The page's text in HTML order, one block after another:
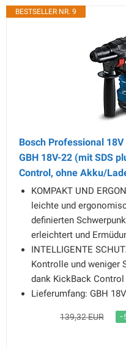
BESTSELLER NR. 9
Bosch Professional
GBH 18V-22 (mit SDS
Control, ohne Akku/
KOMPAKT UND
leichte und
definierten
erleichtert und
INTELLIGENTE
Kontrolle und weniger
dank KickBack
Lieferumfang: GBH
139,32 EUR